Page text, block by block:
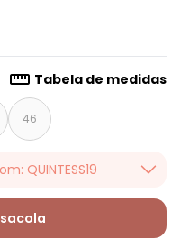
Tabela de medidas
46
QUINTESS19
usando o cupom:
até 07/08/2026.